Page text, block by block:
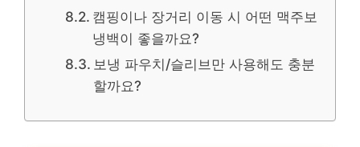
캠핑이나 장거리 이동 시 어떤 맥주보
냉백이 좋을까요?
보냉 파우치/슬리브만 사용해도 충분
할까요?